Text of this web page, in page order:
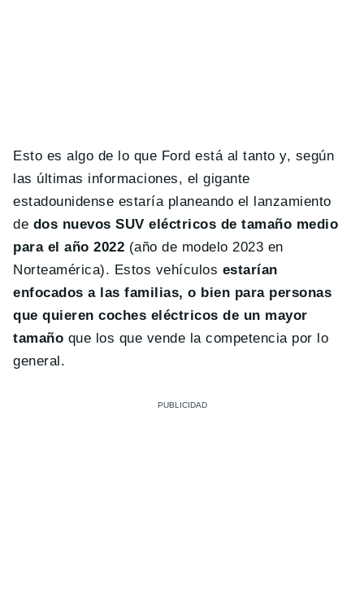
Esto es algo de lo que Ford está al tanto y, según
las últimas informaciones, el gigante
estadounidense estaría planeando el lanzamiento
de dos nuevos SUV eléctricos de tamaño medio
para el año 2022 (año de modelo 2023 en
Norteamérica). Estos vehículos estarían
enfocados a las familias, o bien para personas
que quieren coches eléctricos de un mayor
tamaño que los que vende la competencia por lo
general.